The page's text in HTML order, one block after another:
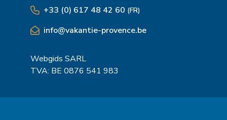
+33 (0) 617 48 42 60 (FR)
info@vakantie-provence.be
Webgids SARL
TVA: BE 0876 541 983